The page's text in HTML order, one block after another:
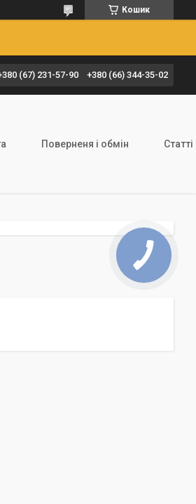
Кошик
(67) 231-57-90 +380 (66) 344-35-02
Поверненя і обмін Статті